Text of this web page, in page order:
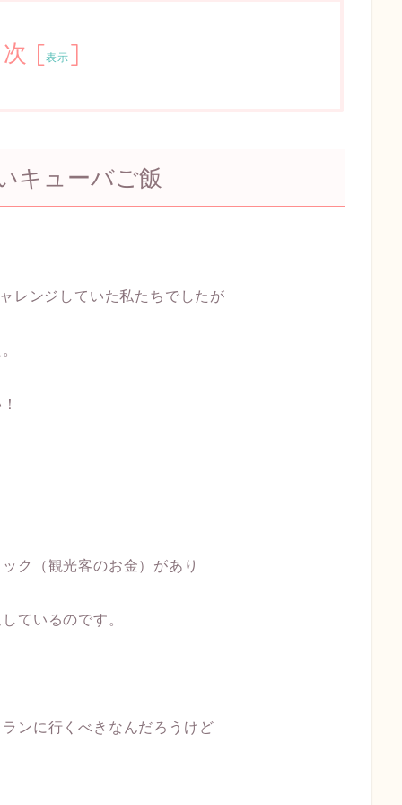
[表示 ]
キューバご飯
レンジしていた私たちでしたが
ク（観光客のお金）があり
ているのです。
ンに行くべきなんだろうけど